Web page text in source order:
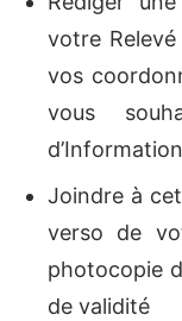
votre
vos
vous
Joindre à
verso de
photocopie
de validité